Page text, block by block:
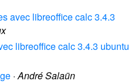
avec libreoffice calc 3.4.3
libreoffice calc 3.4.3 ubuntu
·André Salaün